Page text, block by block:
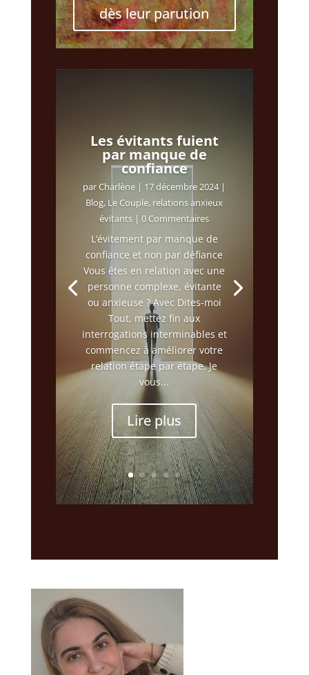
dès leur parution
Les évitants fuient
par manque de
confiance
parCharlène | 17 décembre 2024|
Blog, Le Couple, relations anxieux
évitants | 0 Commentaires
L’évitement par manque de
confiance et non par défiance
Vous êtes en relation avec une
personne complexe, évitante
ou anxieuse ? Avec Dites-moi
Tout, mettez fin aux
interrogations interminables et
commencez à améliorer votre
relation étape par étape. Je
vous...
Lire plus